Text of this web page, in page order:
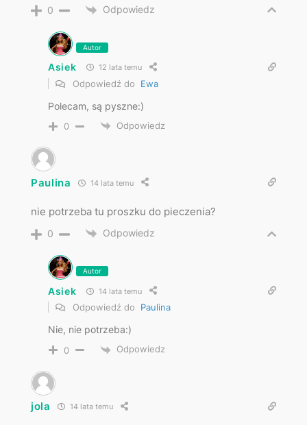
0 Odpowiedz
Autor
Asiek 12 lata temu
Odpowiedź do Ewa
Polecam, są pyszne:)
0 Odpowiedz
Paulina 14 lata temu
nie potrzeba tu proszku do pieczenia?
0 Odpowiedz
Autor
Asiek 14 lata temu
Odpowiedź do Paulina
Nie, nie potrzeba:)
0 Odpowiedz
jola 14 lata temu